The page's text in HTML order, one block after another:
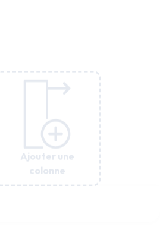
Ajouter une
colonne
Ajouter une
colonne
Ajouter une
colonne
Ajouter une
colonne
Ajouter une
colonne